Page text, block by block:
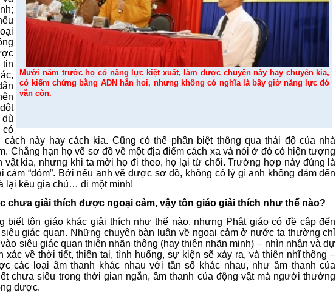
Mười năm trước họ có năng lực kiệt xuất, làm được chuyện này hay chuyện kia,
có kiểm chứng bằng ADN hẳn hoi, nhưng không có nghĩa là bây giờ năng lực đó
vẫn còn.
dù
cách này hay cách kia. Cũng có thể phân biệt thông qua thái độ của nhà
Chẳng hạn họ vẽ sơ đồ về một địa điểm cách xa và nói ở đó có hiện tượng
vật kia, nhưng khi ta mời họ đi theo, họ lại từ chối. Trường hợp này đúng là
cảm “dỏm”. Bởi nếu anh vẽ được sơ đồ, không có lý gì anh không dám đến
lại kêu gia chủ… đi một mình!
chưa giải thích được ngoại cảm, vậy tôn giáo giải thích như thế nào?
biết tôn giáo khác giải thích như thế nào, nhưng Phật giáo có đề cập đến
giác quan. Những chuyện bàn luận về ngoại cảm ở nước ta thường chỉ
siêu giác quan thiên nhãn thông (hay thiên nhãn minh) – nhìn nhận và dự
xác về thời tiết, thiên tai, tình huống, sự kiện sẽ xảy ra, và thiên nhĩ thông –
các loại âm thanh khác nhau với tần số khác nhau, như âm thanh của
chưa siêu trong thời gian ngắn, âm thanh của động vật mà người thường
được.